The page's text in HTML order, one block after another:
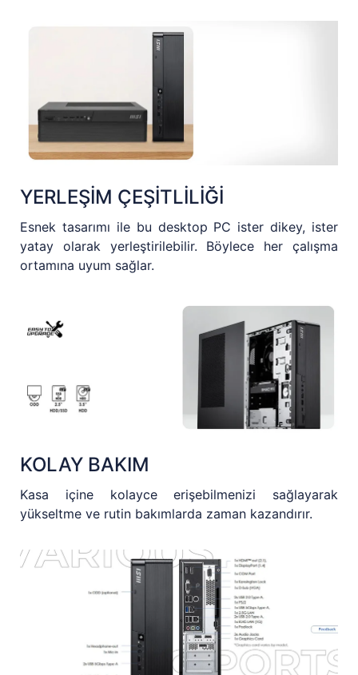
YERLEŞİM ÇEŞİTLİLİĞİ
Esnek tasarımı ile bu desktop PC ister dikey, ister
yatay olarak yerleştirilebilir. Böylece her çalışma
ortamına uyum sağlar.
KOLAY BAKIM
Kasa içine kolayce erişebilmenizi sağlayarak
yükseltme ve rutin bakımlarda zaman kazandırır.